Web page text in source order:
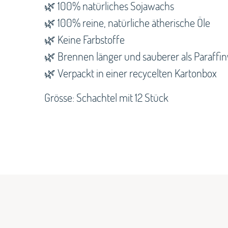
🌿 100% natürliches Sojawachs
🌿 100% reine, natürliche ätherische Öle
🌿 Keine Farbstoffe
🌿 Brennen länger und sauberer als
🌿 Verpackt in einer recycelten Kartonbox
Grösse: Schachtel mit 12 Stück